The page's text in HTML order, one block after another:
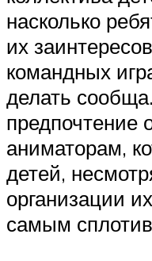
насколько
их
командных
делать
предпочтение
аниматорам,
детей,
организации
самым